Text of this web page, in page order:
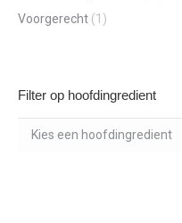
Voorgerecht (1)
Filter op hoofdingredient